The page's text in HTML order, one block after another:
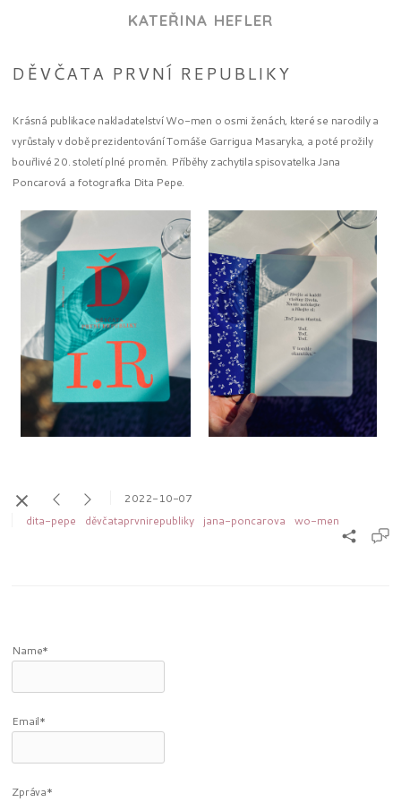
KATEŘINA HEFLER
DĚVČATA PRVNÍ REPUBLIKY
Krásná publikace nakladatelství Wo-men o osmi ženách, které se narodily a
vyrůstaly v době prezidentování Tomáše Garrigua Masaryka, a poté prožily
bouřlivé 20. století plné proměn. Příběhy zachytila spisovatelka Jana
Poncarová a fotografka Dita Pepe.
2022-10-07
dita-pepe
děvčataprvnirepubliky jana-poncarova wo-men
Name*
Email*
Zpráva*